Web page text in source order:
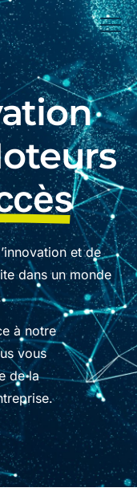
et de
dans un monde
à notre
vous
de la